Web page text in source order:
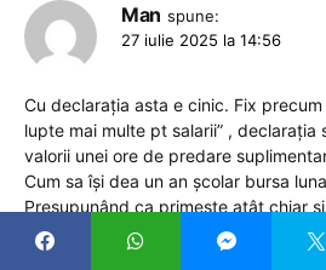
Man spune:
27 iulie 2025 la 14:56
Cu declarația asta e cinic. Fix
lupte mai multe pt salarii” , declarația
valorii unei ore de predare
Cum sa își dea un an școlar bursa
Presupunând ca primește atât chiar
îndoielnică treaba.